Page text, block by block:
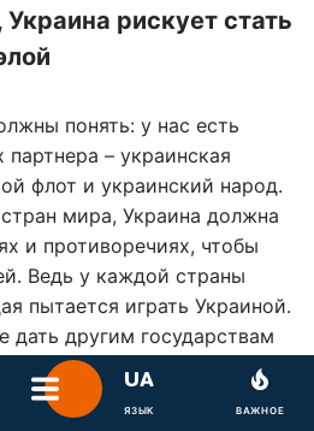
рискует стать
понять: у нас есть
– украинская
флот и украинский народ.
мира, Украина должна
и противоречиях, чтобы
Ведь у каждой страны
пытается играть Украиной.
дать другим государствам
интересов порешать
ЯЗЫК ВАЖНОЕ